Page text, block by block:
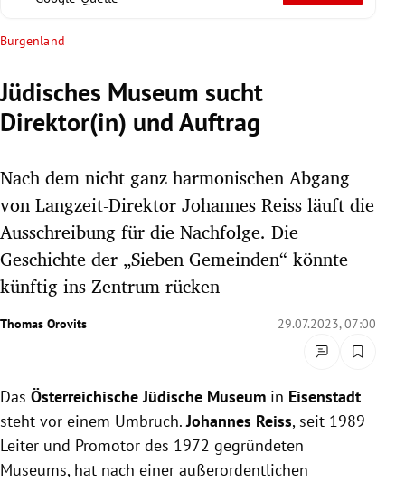
Untermenü
Untermenü
Untermenü
Untermenü
Untermenü
Untermenü
Untermenü
Untermenü
Burgenland
Jüdisches Museum sucht
Direktor(in) und Auftrag
Nach dem nicht ganz harmonischen Abgang
von Langzeit-Direktor Johannes Reiss läuft die
Ausschreibung für die Nachfolge. Die
Geschichte der „Sieben Gemeinden“ könnte
künftig ins Zentrum rücken
Thomas Orovits 29.07.2023, 07:00
Das Österreichische Jüdische Museum in Eisenstadt
steht vor einem Umbruch.Johannes Reiss, seit 1989
Leiter und Promotor des 1972 gegründeten
Museums, hat nach einer außerordentlichen